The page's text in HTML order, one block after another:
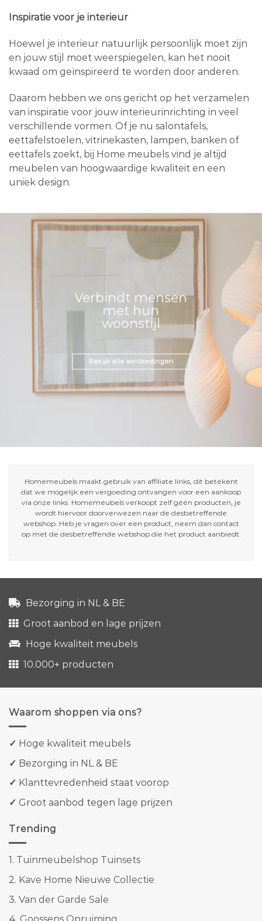
Inspiratie voor je interieur
Hoewel je interieur natuurlijk persoonlijk moet zijn
en jouw stijl moet weerspiegelen, kan het nooit
kwaad om geïnspireerd te worden door anderen.
Daarom hebben we ons gericht op het verzamelen
van inspiratie voor jouw interieurinrichting in veel
verschillende vormen. Of je nu salontafels,
eettafelstoelen, vitrinekasten, lampen, banken of
eettafels zoekt, bij Home meubels vind je altijd
meubelen van hoogwaardige kwaliteit en een
uniek design.
Verbindt mensen
met hun
woonstijl
Bekijk alle aanbiedingen
Homemeubels maakt gebruik van affiliate links, dit betekent
dat we mogelijk een vergoeding ontvangen voor een aankoop
via onze links. Homemeubels verkoopt zelf géén producten, je
wordt hiervoor doorverwezen naar de desbetreffende
webshop. Heb je vragen over een product, neem dan contact
op met de desbetreffende webshop die het product aanbiedt.
Bezorging in NL & BE
Groot aanbod en lage prijzen
Hoge kwaliteit meubels
10.000+ producten
Waarom shoppen via ons?
✓ Hoge kwaliteit meubels
✓ Bezorging in NL & BE
✓ Klanttevredenheid staat voorop
✓ Groot aanbod tegen lage prijzen
Trending
1. Tuinmeubelshop Tuinsets
2. Kave Home Nieuwe Collectie
3. Van der Garde Sale